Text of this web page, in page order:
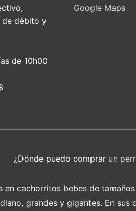
de débito y
de 10h00
Google Maps
¿Dónde puedo comprar un
en cachorritos bebes de
grandes y gigantes. En